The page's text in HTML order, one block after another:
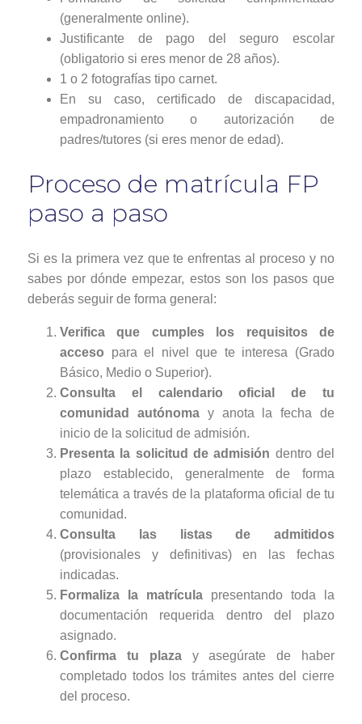
(generalmente online).
Justificante de pago del seguro escolar
(obligatorio si eres menor de 28 años).
1 o 2 fotografías tipo carnet.
En su caso, certificado de discapacidad,
empadronamiento o autorización de
padres/tutores (si eres menor de edad).
Proceso de matrícula FP
paso a paso
Si es la primera vez que te enfrentas al proceso y no
sabes por dónde empezar, estos son los pasos que
deberás seguir de forma general:
Verifica que cumples los requisitos de
acceso para el nivel que te interesa (Grado
Básico, Medio o Superior).
Consulta el calendario oficial de tu
comunidad autónomay anota la fecha de
inicio de la solicitud de admisión.
Presenta la solicitud de admisión dentro del
plazo establecido, generalmente de forma
telemática a través de la plataforma oficial de tu
comunidad.
Consulta las listas de admitidos
(provisionales y definitivas) en las fechas
indicadas.
Formaliza la matrícula presentando toda la
documentación requerida dentro del plazo
asignado.
Confirma tu plazay asegúrate de haber
completado todos los trámites antes del cierre
del proceso.